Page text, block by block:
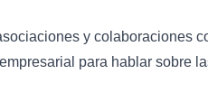
y colaboraciones
para hablar sobre